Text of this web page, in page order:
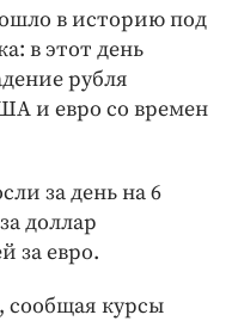
в историю под
в этот день
рубля
и евро со времен
за день на 6
доллар
за евро.
курсы